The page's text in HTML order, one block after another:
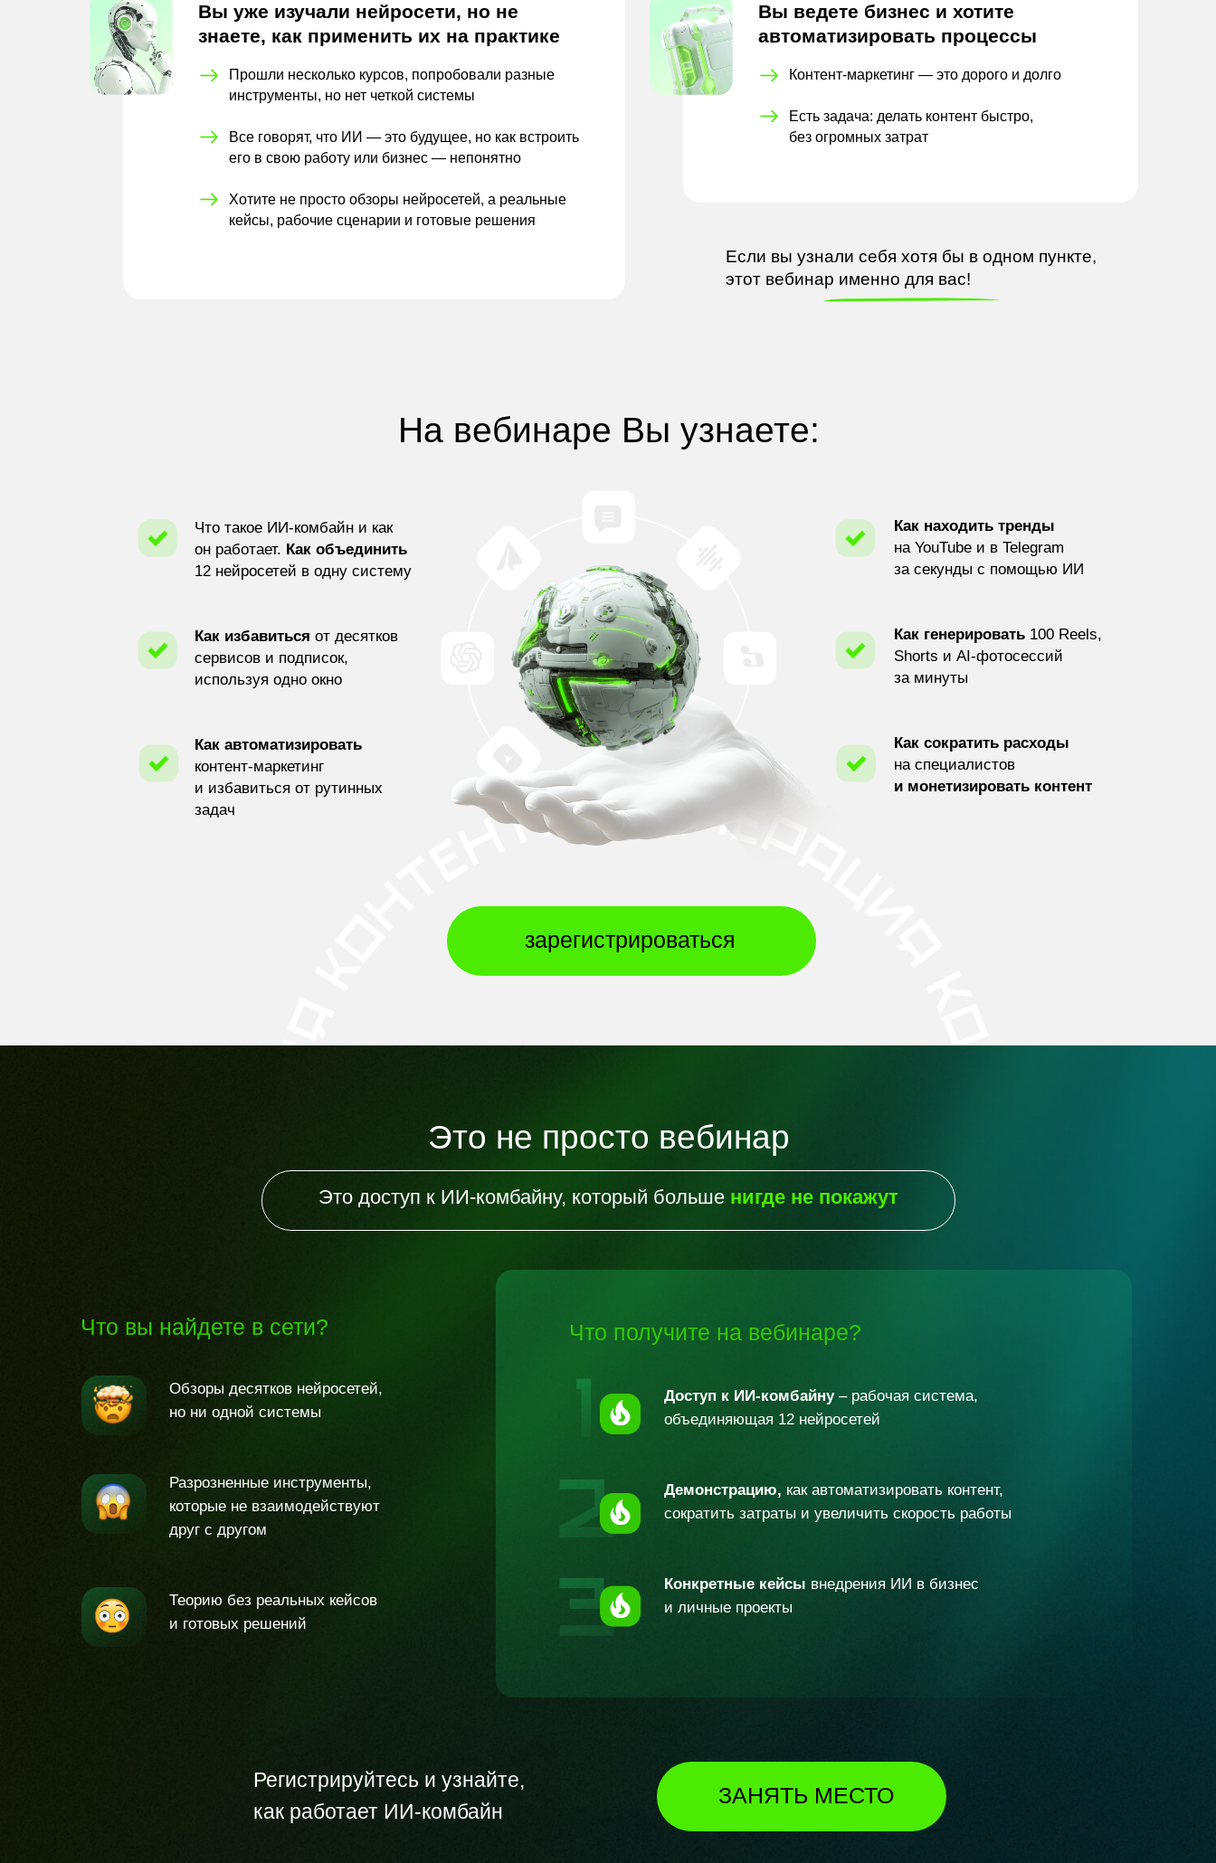
Вы ведете бизнес и хотите
автоматизировать процессы
Если вы узнали себя хотя бы в одном пункте,
этот вебинар именно для вас!
Прошли несколько курсов, попробовали разные
инструменты, но нет четкой системы
Все говорят, что ИИ — это будущее, но как встроить
его в свою работу или бизнес — непонятно
Хотите не просто обзоры нейросетей, а реальные
кейсы, рабочие сценарии и готовые решения
Вы уже изучали нейросети, но не
знаете, как применить их на практике
Контент-маркетинг — это дорого и долго
Есть задача: делать контент быстро,
без огромных затрат
На вебинаре Вы узнаете:
зарегистрироваться
Что такое ИИ-комбайн и как
он работает. Как объединить
12 нейросетей в одну систему
Как избавиться от десятков
сервисов и подписок,
используя одно окно
Как автоматизировать
контент-маркетинг
и избавиться от рутинных
задач
Как находить тренды
на YouTube и в Telegram
за секунды с помощью ИИ
Как генерировать 100 Reels,
Shorts и AI-фотосессий
за минуты
Как сократить расходы
на специалистов
и монетизировать контент
Это не просто вебинар
Регистрируйтесь и узнайте,
как работает ИИ-комбайн
Что вы найдете в сети?
Это доступ к ИИ-комбайну, который больше нигде не покажут
ЗАНЯТЬ МЕСТО
Обзоры десятков нейросетей,
но ни одной системы
Разрозненные инструменты,
которые не взаимодействуют
друг с другом
Теорию без реальных кейсов
и готовых решений
Доступ к ИИ-комбайну– рабочая система,
объединяющая 12 нейросетей
Демонстрацию, как автоматизировать контент,
сократить затраты и увеличить скорость работы
Конкретные кейсы внедрения ИИ в бизнес
и личные проекты
Что получите на вебинаре?